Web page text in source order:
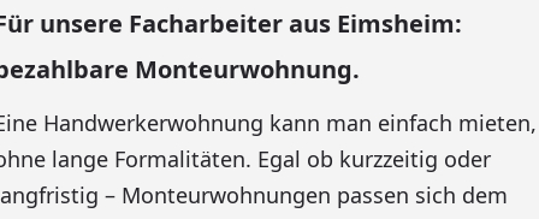
unsere Facharbeiter aus Eimsheim:
Monteurwohnung.
Handwerkerwohnung kann man einfach mieten,
lange Formalitäten. Egal ob kurzzeitig oder
– Monteurwohnungen passen sich dem